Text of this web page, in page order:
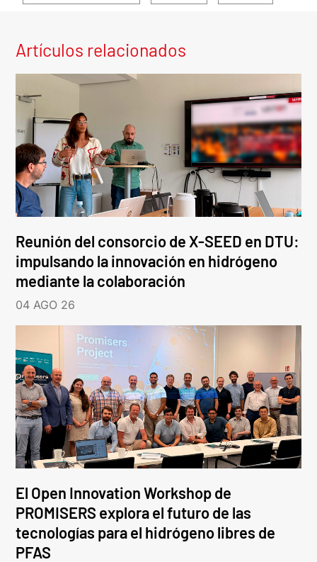
Artículos relacionados
Reunión del consorcio de X-SEED en DTU:
impulsando la innovación en hidrógeno
mediante la colaboración
04 AGO 26
El Open Innovation Workshop de
PROMISERS explora el futuro de las
tecnologías para el hidrógeno libres de
PFAS